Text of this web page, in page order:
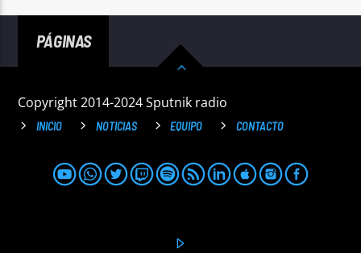
PÁGINAS
Copyright 2014-2024 Sputnik radio
INICIO NOTICIAS EQUIPO CONTACTO